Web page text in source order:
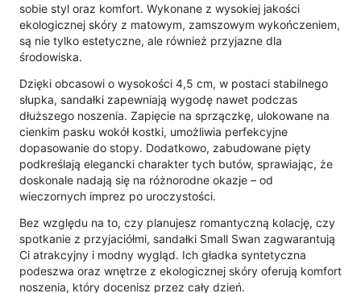
sobie styl oraz komfort. Wykonane z wysokiej jakości
ekologicznej skóry z matowym, zamszowym wykończeniem,
są nie tylko estetyczne, ale również przyjazne dla
środowiska.
Dzięki obcasowi o wysokości 4,5 cm, w postaci stabilnego
słupka, sandałki zapewniają wygodę nawet podczas
dłuższego noszenia. Zapięcie na sprzączkę, ulokowane na
cienkim pasku wokół kostki, umożliwia perfekcyjne
dopasowanie do stopy. Dodatkowo, zabudowane pięty
podkreślają elegancki charakter tych butów, sprawiając, że
doskonale nadają się na różnorodne okazje – od
wieczornych imprez po uroczystości.
Bez względu na to, czy planujesz romantyczną kolację, czy
spotkanie z przyjaciółmi, sandałki Small Swan zagwarantują
Ci atrakcyjny i modny wygląd. Ich gładka syntetyczna
podeszwa oraz wnętrze z ekologicznej skóry oferują komfort
noszenia, który docenisz przez cały dzień.